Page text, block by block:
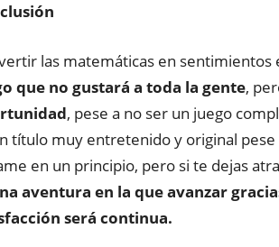
las matemáticas en sentimientos
que no gustará a toda la gente,
, pese a no ser un juego
título muy entretenido y original
en un principio, pero si te dejas
aventura en la que avanzar
será continua.